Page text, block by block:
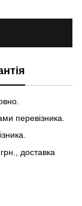
перевізника.
доставка